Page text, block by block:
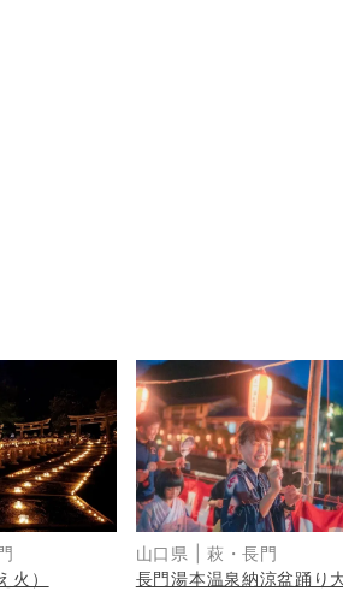
火）
山口県
萩・長門
長門湯本温泉納涼盆踊り